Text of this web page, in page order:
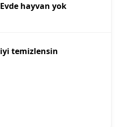
Evde hayvan yok
iyi temizlensin